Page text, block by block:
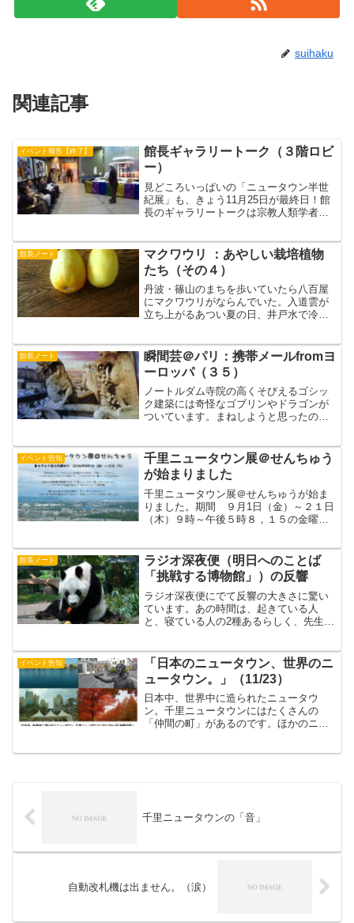
suihaku
関連記事
イベント報告【終了】
館長ギャラリートーク（３階ロビ
ー）
見どころいっぱいの「ニュータウン半世
紀展」も、きょう11月25日が最終日！館
長のギャラリートークは宗教人類学者ら
して「最後の晩餐」のような記念撮影を
して秋季特別展は閉幕...
館長ノート
マクワウリ ：あやしい栽培植物
たち（その４）
丹波・篠山のまちを歩いていたら八百屋
にマクワウリがならんでいた。入道雲が
立ち上がるあつい夏の日、井戸水で冷や
かわられ、冷やすのも電気冷蔵庫。しか
し、なつかしくてつい買っ...
館長ノート
瞬間芸＠パリ：携帯メールfromヨ
ーロッパ（３５）
ノートルダム寺院の高くそびえるゴシッ
ク建築には奇怪なゴブリンやドラゴンが
ついています。まねしようと思ったので
（カンチョー）（日本時間７月26日05:22
着）
イベント告知
千里ニュータウン展＠せんちゅう
が始まりました
千里ニュータウン展＠せんちゅうが始ま
りました。期間 ９月1日（金）～２１日
（木）９時～午後５時８，１５の金曜は
ュータウン展＠せんちゅう」市民実行委
員会豊中市教育委員会協力...
館長ノート
ラジオ深夜便（明日へのことば
「挑戦する博物館」）の反響
ラジオ深夜便にでて反響の大きさに驚い
ています。あの時間は、起きている人
と、寝ている人の2種あるらしく、先生の
ないんだと怒る人もいました。一方、い
つも聞いてますという人も...
イベント告知
「日本のニュータウン、世界のニ
ュータウン。」（11/23）
日本中、世界中に造られたニュータウ
ン。千里ニュータウンにはたくさんの
「仲間の町」があるのです。ほかのニュ
千里ニュータウンの「音」
自動改札機は出ません。（涙）